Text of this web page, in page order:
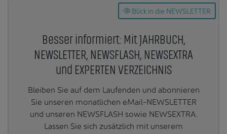
Blick in die NEWSLETTER
Besser informiert: Mit JAHRBUCH,
NEWSLETTER, NEWSFLASH, NEWSEXTRA
und EXPERTEN VERZEICHNIS
Bleiben Sie auf dem Laufenden und abonnieren
Sie unseren monatlichen eMail-NEWSLETTER
und unseren NEWSFLASH sowie NEWSEXTRA.
Lassen Sie sich zusätzlich mit unserem